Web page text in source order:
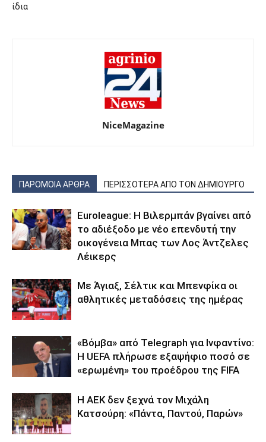
ίδια
NiceMagazine
ΠΑΡΟΜΟΙΑ ΑΡΘΡΑ ΠΕΡΙΣΣΟΤΕΡΑ ΑΠΟ ΤΟΝ ΔΗΜΙΟΥΡΓΟ
Euroleague: Η Βιλερμπάν βγαίνει από
το αδιέξοδο με νέο επενδυτή την
οικογένεια Μπας των Λος Άντζελες
Λέικερς
Με Άγιαξ, Σέλτικ και Μπενφίκα οι
αθλητικές μεταδόσεις της ημέρας
«Βόμβα» από Telegraph για Ινφαντίνο:
Η UEFA πλήρωσε εξαψήφιο ποσό σε
«ερωμένη» του προέδρου της FIFA
Η ΑΕΚ δεν ξεχνά τον Μιχάλη
Κατσούρη: «Πάντα, Παντού, Παρών»